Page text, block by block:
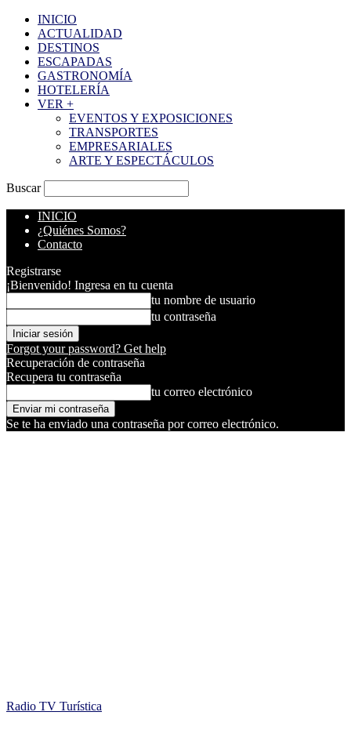
INICIO
ACTUALIDAD
DESTINOS
ESCAPADAS
GASTRONOMÍA
HOTELERÍA
VER +
EVENTOS Y EXPOSICIONES
TRANSPORTES
EMPRESARIALES
ARTE Y ESPECTÁCULOS
Buscar
INICIO
¿Quiénes Somos?
Contacto
Registrarse
¡Bienvenido! Ingresa en tu cuenta
tu nombre de usuario
tu contraseña
Forgot your password? Get help
Recuperación de contraseña
Recupera tu contraseña
tu correo electrónico
Se te ha enviado una contraseña por correo electrónico.
Radio TV Turística